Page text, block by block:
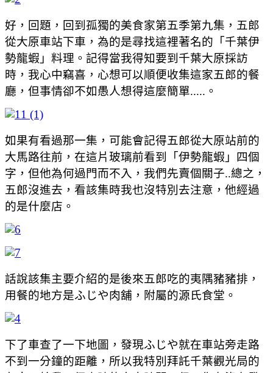
好，回題，回到孤獨的美食家第五季第九集，五郎
從大原車站下車，為的是尋找這裡著名的「千葉伊
勢龍蝦」料理。記得當我得知要到千葉大原採訪
時，我心中竊喜，心想可以順便收集這家五郎的餐
廳，但事情卻不如愚人想得這麼簡單.....。
如果有看過那一集，可能會記得五郎從大原站前的
大馬路往前，在這片玻璃前看到「伊勢龍蝦」四個
字，但他為何過門而不入，我們先賣個關子..總之，
五郎沒進去，看該集時我也沒特別去注意，他經過
的是什麼店。
話說該集主要介紹的是後來五郎吃的夷隅豬豬排，
用餐的地方是ふじや肉舖，附屬的源氏食堂。
下了車查了一下地圖，發現ふじや就在車站旁走路
不到一分鐘的距離，所以我特別拜託千葉觀光局的